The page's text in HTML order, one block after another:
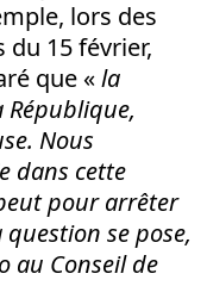
lors des
15 février,
que «la
République,
Nous
dans cette
pour arrêter
se pose,
au Conseil de